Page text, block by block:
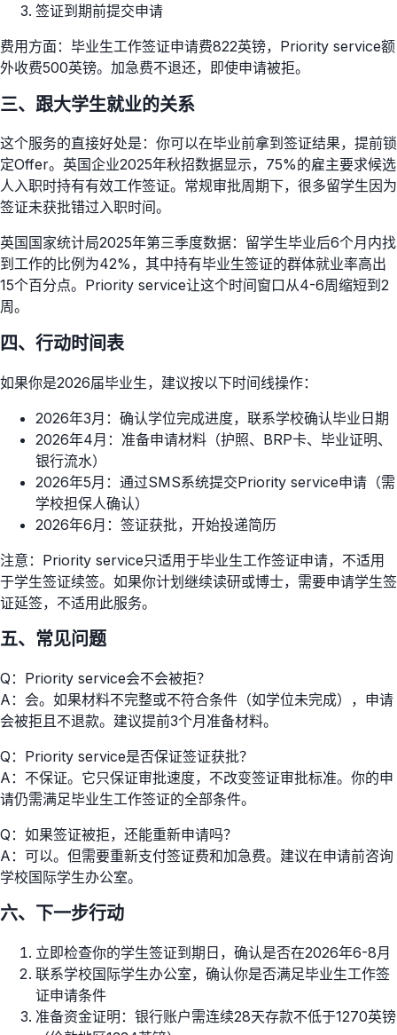
签证到期前提交申请
费用方面：毕业生工作签证申请费822英镑，Priority service额
外收费500英镑。加急费不退还，即使申请被拒。
三、跟大学生就业的关系
这个服务的直接好处是：你可以在毕业前拿到签证结果，提前锁
定Offer。英国企业2025年秋招数据显示，75%的雇主要求候选
人入职时持有有效工作签证。常规审批周期下，很多留学生因为
签证未获批错过入职时间。
英国国家统计局2025年第三季度数据：留学生毕业后6个月内找
到工作的比例为42%，其中持有毕业生签证的群体就业率高出
15个百分点。Priority service让这个时间窗口从4-6周缩短到2
周。
四、行动时间表
如果你是2026届毕业生，建议按以下时间线操作：
2026年3月：确认学位完成进度，联系学校确认毕业日期
2026年4月：准备申请材料（护照、BRP卡、毕业证明、
银行流水）
2026年5月：通过SMS系统提交Priority service申请（需
学校担保人确认）
2026年6月：签证获批，开始投递简历
注意：Priority service只适用于毕业生工作签证申请，不适用
于学生签证续签。如果你计划继续读研或博士，需要申请学生签
证延签，不适用此服务。
五、常见问题
Q：Priority service会不会被拒？
A：会。如果材料不完整或不符合条件（如学位未完成），申请
会被拒且不退款。建议提前3个月准备材料。
Q：Priority service是否保证签证获批？
A：不保证。它只保证审批速度，不改变签证审批标准。你的申
请仍需满足毕业生工作签证的全部条件。
Q：如果签证被拒，还能重新申请吗？
A：可以。但需要重新支付签证费和加急费。建议在申请前咨询
学校国际学生办公室。
六、下一步行动
立即检查你的学生签证到期日，确认是否在2026年6-8月
联系学校国际学生办公室，确认你是否满足毕业生工作签
证申请条件
准备资金证明：银行账户需连续28天存款不低于1270英镑